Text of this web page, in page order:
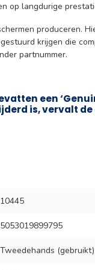
op langdurige
produceren.
krijgen die
partnummer.
een
is, vervalt
10445
5053019899795
Tweedehands (gebruikt)